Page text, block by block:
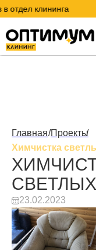
клининга
Главная/Проекты/
Химчистка
23.02.2023